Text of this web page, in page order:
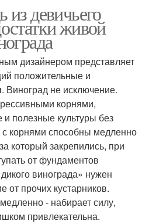
из девичьего
живой
дизайнером представляет
положительные и
Виноград не исключение.
корнями,
полезные культуры без
корнями способны медленно
который закрепились, при
от фундаментов
винограда» нужен
от прочих кустарников.
- набирает силу,
привлекательна.